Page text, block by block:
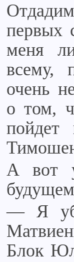
первых
меня
всему,
очень
о том,
А вот
— Я
Блок